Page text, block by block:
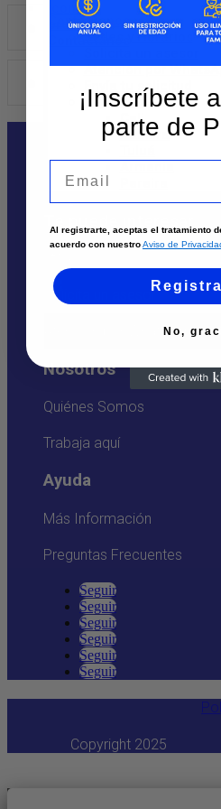
Contáctanos
Sedes y Horarios
Atención por
Envía tu solicitud
Llámanos
Cali
Palmira
Dermatologia
Solicita un asesor
Atención por Whatsapp
Nosotros
Quiénes Somos
Trabaja aquí
Ayuda
Más Información
Preguntas Frecuentes
Seguir
Seguir
Seguir
Seguir
Seguir
Seguir
Copyright 2025
¡Inscríbete
parte de
Al registrarte, aceptas el tratamiento
acuerdo con nuestroAviso de
No,